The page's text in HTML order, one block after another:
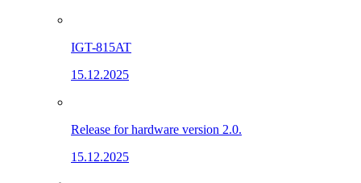
IGT-815AT
15.12.2025
Release for hardware version 2.0.
15.12.2025